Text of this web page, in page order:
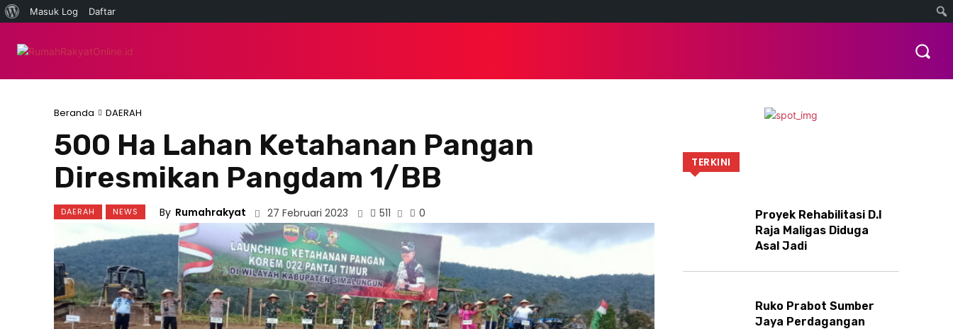
Beranda DAERAH
500 Ha Lahan Ketahanan Pangan
Diresmikan Pangdam 1/BB
DAERAH NEWS By Rumahrakyat 27 Februari 2023 511 0
TERKINI
Proyek Rehabilitasi D.I
Raja Maligas Diduga
Asal Jadi
Ruko Prabot Sumber
Jaya Perdagangan
Tentang
Masuk Log Daftar